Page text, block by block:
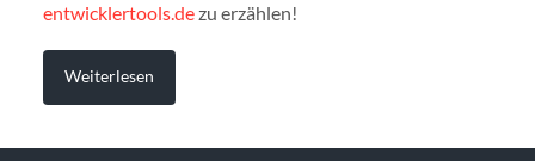
entwicklertools.dezu erzählen!
Weiterlesen